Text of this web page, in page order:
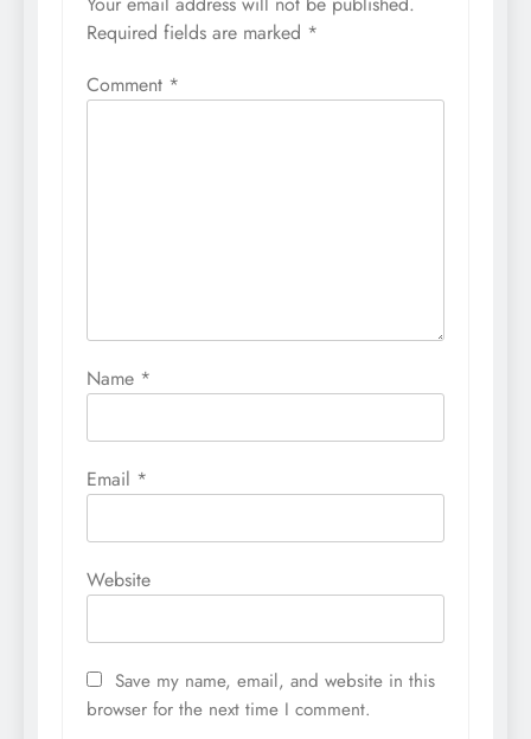
Required fields are marked *
Comment *
Name *
Email *
Website
Save my name, email, and website in this
browser for the next time I comment.